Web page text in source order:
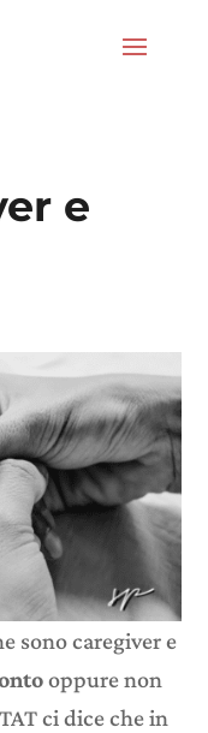
e
sono caregiver e
oppure non
ci dice che in